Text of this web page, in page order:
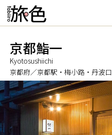
京都鮨一
Kyotosushiichi
京都府／京都駅・梅小路・丹波口